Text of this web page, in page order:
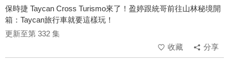
保時捷 Taycan Cross Turismo來了！盈婷跟統哥前往山林秘境開
箱：Taycan旅行車就要這樣玩！
更新至第 332 集
收藏
分享